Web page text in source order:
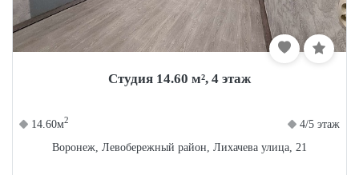
Студия 14.60 м², 4 этаж
14.60м2
4/5 этаж
Воронеж, Левобережный район, Лихачева улица, 21